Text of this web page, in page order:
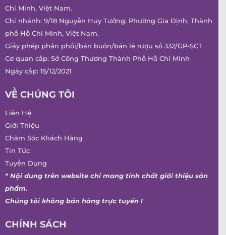
Chí Minh, Việt Nam.
Chi nhánh: 9/18 Nguyễn Huy Tưởng, Phường Gia Định, Thành
phố Hồ Chí Minh, Việt Nam.
Giấy phép phân phối/bán buôn/bán lẻ rượu số 332/GP-SCT
Cơ quan cấp: Sở Công Thương Thành Phố Hồ Chí Minh
Ngày cấp: 15/12/2021
VỀ CHÚNG TÔI
Liên Hệ
Giới Thiệu
Chăm Sóc Khách Hàng
Tin Tức
Tuyển Dụng
* Nội dung trên website chỉ mang tính chất giới thiệu sản
phẩm.
Chúng tôi không bán hàng trực tuyến !
CHÍNH SÁCH